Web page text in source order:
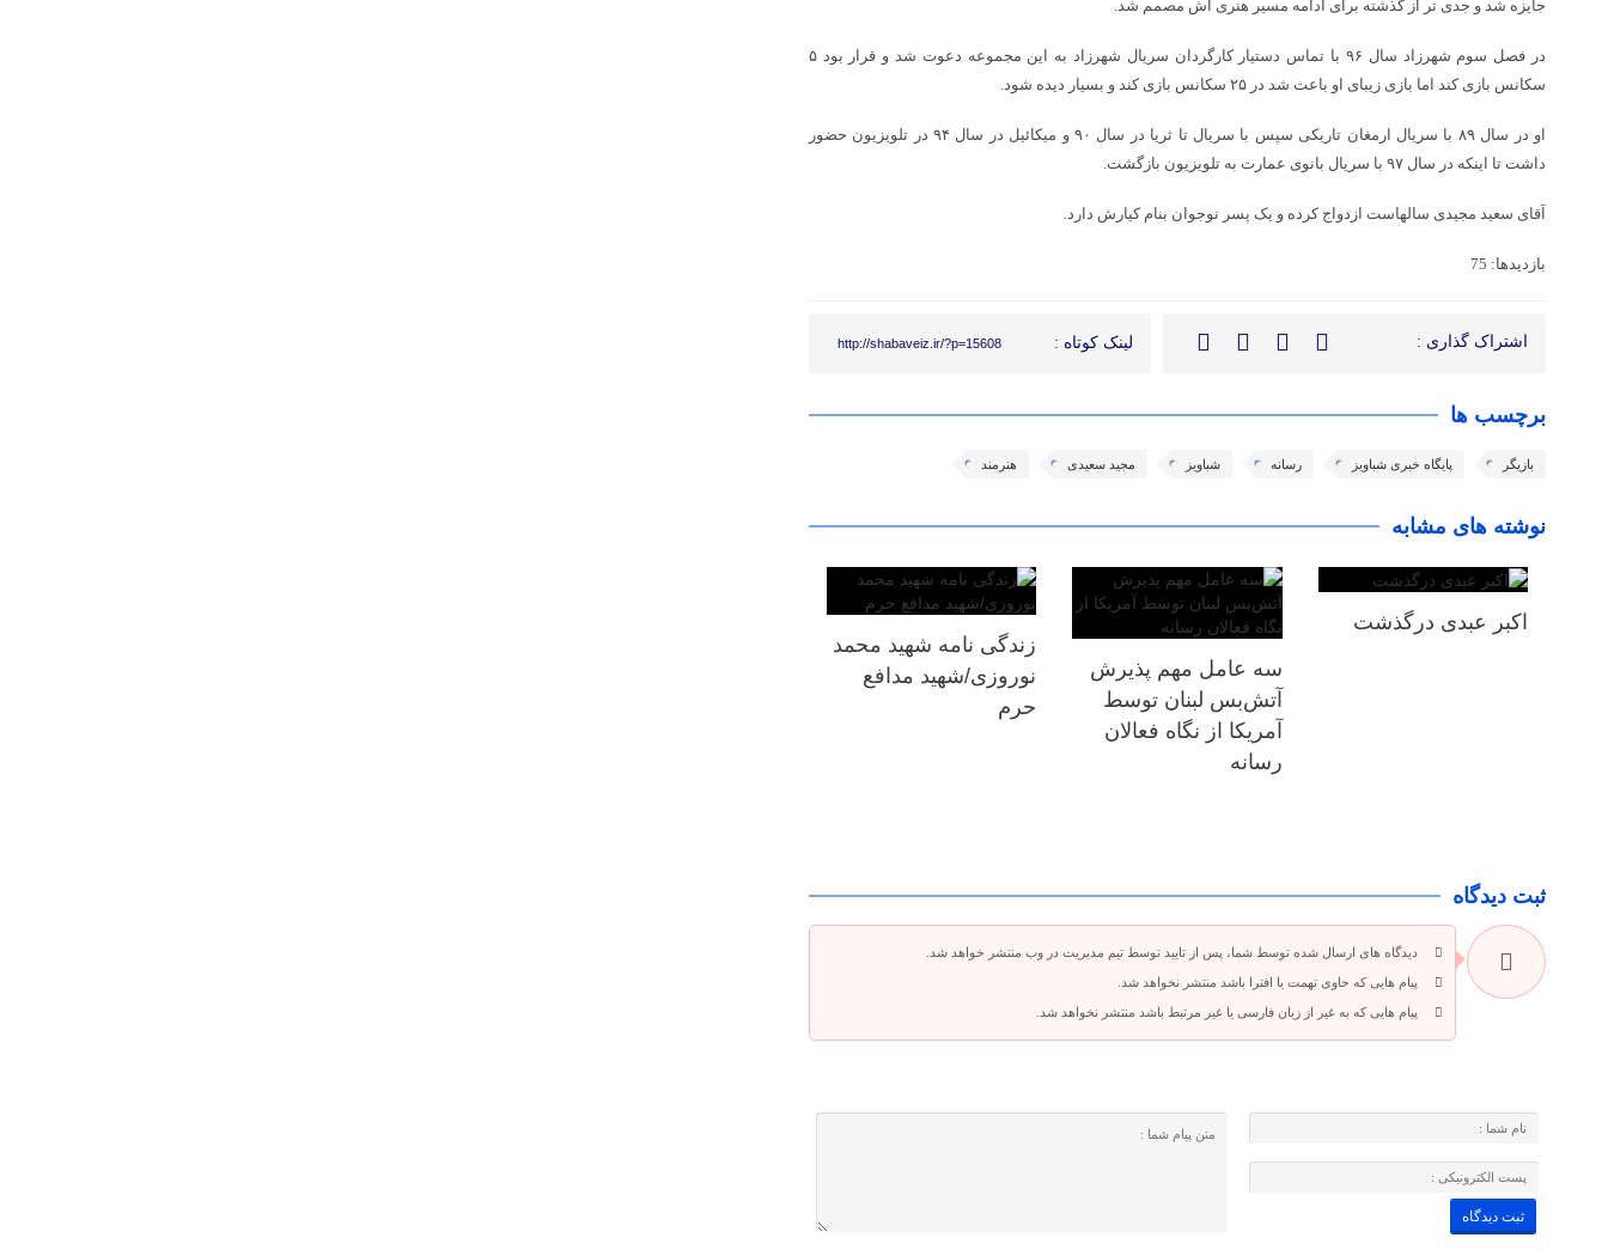
جایزه شد و جدی تر از گذشته برای ادامه مسیر هنری اش مصمم شد.
در فصل سوم شهرزاد سال ۹۶ با تماس دستیار کارگردان سریال شهرزاد به این مجموعه دعوت شد و قرار بود ۵
سکانس بازی کند اما بازی زیبای او باعث شد در ۲۵ سکانس بازی کند و بسیار دیده شود.
او در سال ۸۹ با سریال ارمغان تاریکی سپس با سریال تا ثریا در سال ۹۰ و میکائیل در سال ۹۴ در تلویزیون حضور
داشت تا اینکه در سال ۹۷ با سریال بانوی عمارت به تلویزیون بازگشت.
آقای سعید مجیدی سالهاست ازدواج کرده و یک پسر نوجوان بنام کیارش دارد.
بازدیدها: 75
اشتراک گذاری : لینک کوتاه : http://shabaveiz.ir/?p=15608
برچسب ها
بازیگر پایگاه خبری شباویز رسانه شباویز مجید سعیدی هنرمند
نوشته های مشابه
اکبر عبدی درگذشت
سه عامل مهم پذیرش
آتش‌بس لبنان توسط
آمریکا از نگاه فعالان
رسانه
زندگی نامه شهید محمد
نوروزی/شهید مدافع
حرم
ثبت دیدگاه
دیدگاه های ارسال شده توسط شما، پس از تایید توسط تیم مدیریت در وب منتشر خواهد شد.
پیام هایی که حاوی تهمت یا افترا باشد منتشر نخواهد شد.
پیام هایی که به غیر از زبان فارسی یا غیر مرتبط باشد منتشر نخواهد شد.